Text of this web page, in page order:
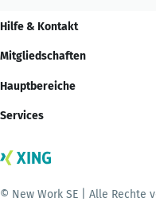
Hilfe & Kontakt
Mitgliedschaften
Hauptbereiche
Services
© New Work SE | Alle Rechte